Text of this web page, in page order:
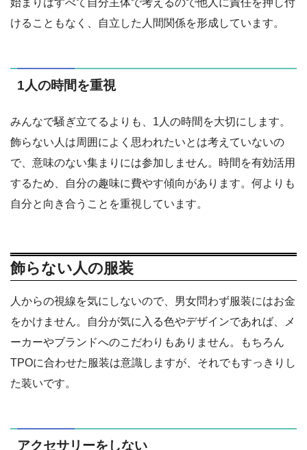
始まりはすべて自分主体で考えるので他人に責任を押し付
けることもなく、自立した人間関係を形成しています。
1人の時間を重視
みんなで騒ぎ立てるよりも、1人の時間を大切にします。
飾らない人は周囲によく思われたいとは考えていないの
で、意味のない集まりには参加しません。時間を有効活用
するため、自分の趣味に費やす傾向があります。何よりも
自分と向き合うことを重視しています。
飾らない人の服装
人からの視線を気にしないので、男女問わず服装にはお金
をかけません。自分が気に入る色やデザインであれば、メ
ーカーやブランドへのこだわりもありません。もちろん
TPOに合わせた服装は意識しますが、それでもすっきりし
た装いです。
アクセサリーをしない